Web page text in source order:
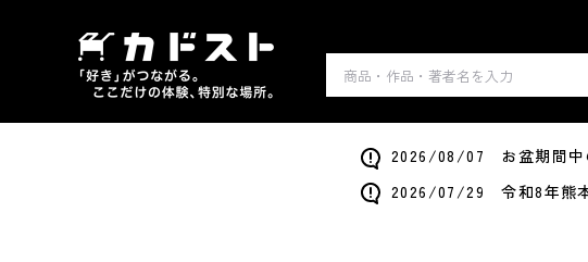
2026/08/07 お盆期間中
2026/07/29 令和8年熊本